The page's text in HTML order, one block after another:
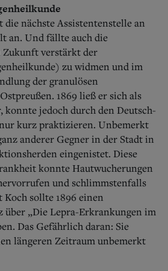
nächste Assistentenstelle an
an. Und fällte auch die
Zukunft verstärkt der
ilkunde) zu widmen und im
der granulösen
1869 ließ er sich als
jedoch durch den Deutsch-
kurz praktizieren. Unbemerkt
anderer Gegner in der Stadt in
eingenistet. Diese
konnte Hautwucherungen
und schlimmstenfalls
sollte 1896 einen
über „Die Lepra-Erkrankungen im
Das Gefährlich daran: Sie
längeren Zeitraum unbemerkt